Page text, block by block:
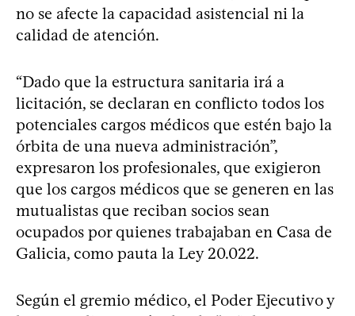
no se afecte la capacidad asistencial ni la
calidad de atención.
“Dado que la estructura sanitaria irá a
licitación, se declaran en conflicto todos los
potenciales cargos médicos que estén bajo la
órbita de una nueva administración”,
expresaron los profesionales, que exigieron
que los cargos médicos que se generen en las
mutualistas que reciban socios sean
ocupados por quienes trabajaban en Casa de
Galicia, como pauta la Ley 20.022.
Según el gremio médico, el Poder Ejecutivo y